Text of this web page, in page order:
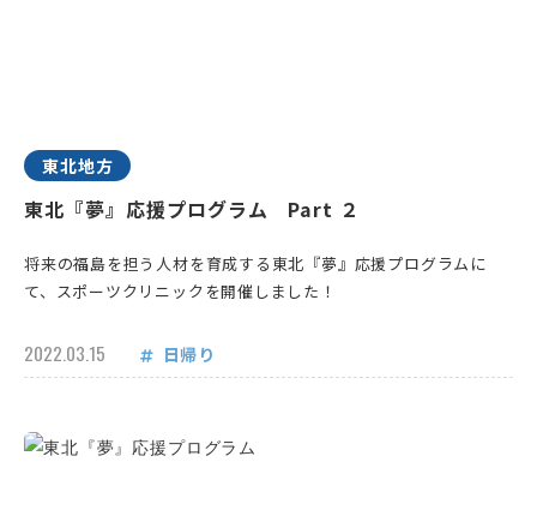
東北地方
東北『夢』応援プログラム Part ２
将来の福島を担う人材を育成する東北『夢』応援プログラムに
て、スポーツクリニックを開催しました！
2022.03.15 日帰り